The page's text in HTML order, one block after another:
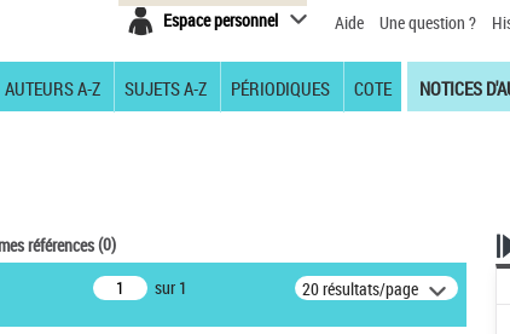
Espace personnel Aide Une question ?
AUTEURS A-Z SUJETS A-Z PÉRIODIQUES COTE NOTICES
références(0)
sur 1 20 résultats/page